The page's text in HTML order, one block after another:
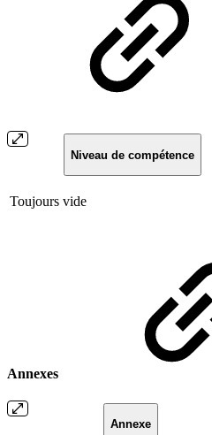
Niveau de compétence
Toujours vide
Annexes
Annexe